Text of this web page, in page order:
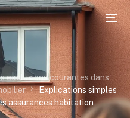
exclusions courantes dans
Explications simples
assurances habitation